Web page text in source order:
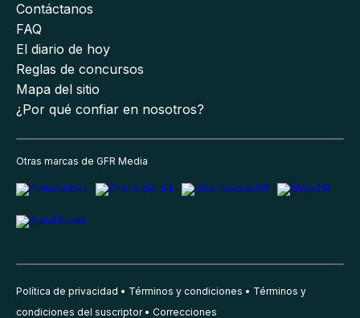
Contáctanos
FAQ
El diario de hoy
Reglas de concursos
Mapa del sitio
¿Por qué confiar en nosotros?
Otras marcas de GFR Media
Política de privacidad Términos y condiciones
Términos y
condiciones del suscriptor
Correcciones